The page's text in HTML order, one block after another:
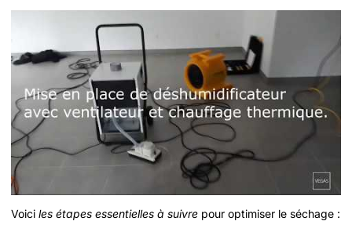
Voici les étapes essentielles à suivre pour optimiser le séchage :